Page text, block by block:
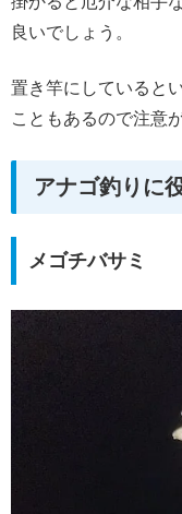
良いでしょう。
置き竿にしていると
こともあるので注意
アナゴ釣りに
メゴチバサミ